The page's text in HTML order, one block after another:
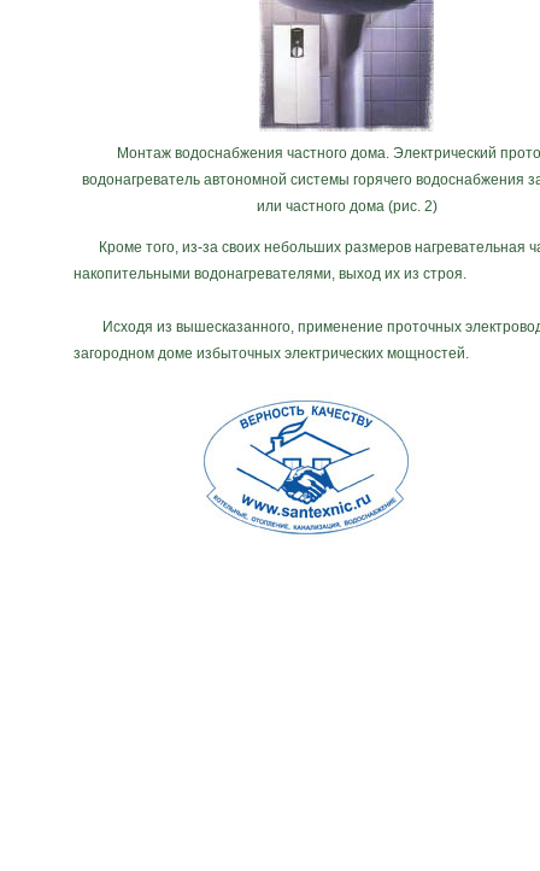
Монтаж водоснабжения частного дома. Электрический
водонагреватель автономной системы горячего водоснабжения
или частного дома (рис. 2)
Кроме того, из-за своих небольших размеров нагревательная
накопительными водонагревателями, выход их из строя.
Исходя из вышесказанного, применение проточных
загородном доме избыточных электрических мощностей.